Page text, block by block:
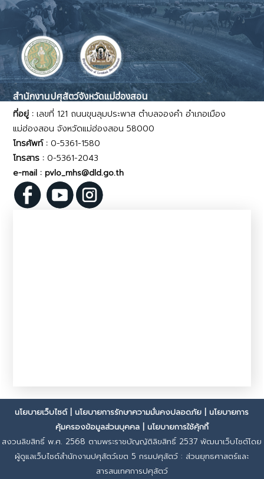
สำนักงานปศุสัตว์จังหวัดแม่ฮ่องสอน
ที่อยู่ :เลขที่ 121 ถนนขุนลุมประพาส ตำบลจองคำ อำเภอเมือง
แม่ฮ่องสอน จังหวัดแม่ฮ่องสอน 58000
โทรศัพท์ : 0-5361-1580
โทรสาร : 0-5361-2043
e-mail : pvlo_mhs@dld.go.th
นโยบายเว็บไซต์| นโยบายการรักษาความมั่นคงปลอดภัย
นโยบายการ
คุ้มครองข้อมูลส่วนบุคคล| นโยบายการใช้คุ้กกี้
สงวนลิขสิทธิ์ พ.ศ. 2568 ตามพระราชบัญญัติลิขสิทธิ์ 2537 พัฒนาเว็บไซต์โดย
ผู้ดูแลเว็บไซต์สำนักงานปศุสัตว์เขต 5 กรมปศุสัตว์ : ส่วนยุทธศาสตร์และ
สารสนเทศการปศุสัตว์